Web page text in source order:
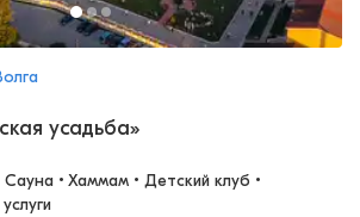
усадьба»
• Хаммам • Детский клуб •